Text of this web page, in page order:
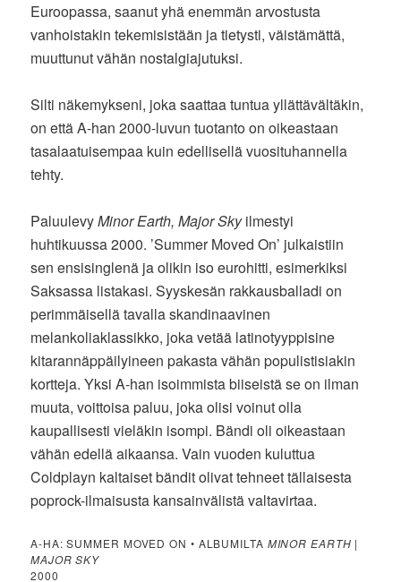
Euroopassa, saanut yhä enemmän arvostusta
vanhoistakin tekemisistään ja tietysti, väistämättä,
muuttunut vähän nostalgiajutuksi.
Silti näkemykseni, joka saattaa tuntua yllättävältäkin,
on että A-han 2000-luvun tuotanto on oikeastaan
tasalaatuisempaa kuin edellisellä vuosituhannella
tehty.
PaluulevyMinor Earth, Major Skyilmestyi
huhtikuussa 2000. ’Summer Moved On’ julkaistiin
sen ensisinglenä ja olikin iso eurohitti, esimerkiksi
Saksassa listakasi. Syyskesän rakkausballadi on
perimmäisellä tavalla skandinaavinen
melankoliaklassikko, joka vetää latinotyyppisine
kitarannäppäilyineen pakasta vähän populistisiakin
kortteja. Yksi A-han isoimmista biiseistä se on ilman
muuta, voittoisa paluu, joka olisi voinut olla
kaupallisesti vieläkin isompi. Bändi oli oikeastaan
vähän edellä aikaansa. Vain vuoden kuluttua
Coldplayn kaltaiset bändit olivat tehneet tällaisesta
poprock-ilmaisusta kansainvälistä valtavirtaa.
A-HA: SUMMER MOVED ON • ALBUMILTA MINOR EARTH |
MAJOR SKY
2000